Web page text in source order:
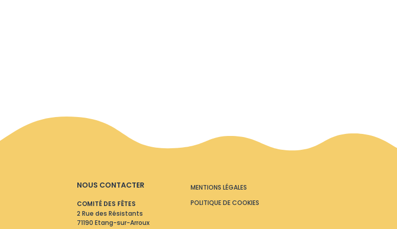
NOUS CONTACTER
COMITÉ DES FÊTES
2 Rue des Résistants
71190 Etang-sur-Arroux
MENTIONS LÉGALES
POLITIQUE DE COOKIES